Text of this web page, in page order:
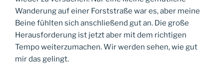
Wanderung auf einer Forststraße war es, aber meine
Beine fühlten sich anschließend gut an. Die große
Herausforderung ist jetzt aber mit dem richtigen
Tempo weiterzumachen. Wir werden sehen, wie gut
mir das gelingt.